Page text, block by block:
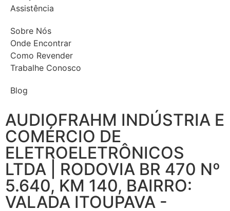
Assistência
Sobre Nós
Onde Encontrar
Como Revender
Trabalhe Conosco
Blog
AUDIOFRAHM INDÚSTRIA E
COMÉRCIO DE
ELETROELETRÔNICOS
LTDA | RODOVIA BR 470 Nº
5.640, KM 140, BAIRRO:
VALADA ITOUPAVA -